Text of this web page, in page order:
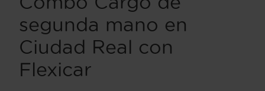
segunda mano en
Ciudad Real con
Flexicar